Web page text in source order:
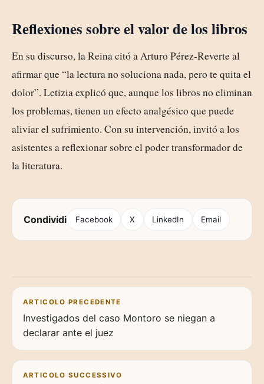
Reflexiones sobre el valor de los libros
En su discurso, la Reina citó a Arturo Pérez-Reverte al
afirmar que “la lectura no soluciona nada, pero te quita el
dolor”. Letizia explicó que, aunque los libros no eliminan
los problemas, tienen un efecto analgésico que puede
aliviar el sufrimiento. Con su intervención, invitó a los
asistentes a reflexionar sobre el poder transformador de
la literatura.
Condividi Facebook X LinkedIn Email
Navigazione articoli
ARTICOLO PRECEDENTE
Investigados del caso Montoro se niegan a
declarar ante el juez
ARTICOLO SUCCESSIVO